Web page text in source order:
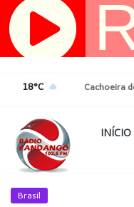
Pular
para
18°C Cachoeira
INÍCIO
Brasil